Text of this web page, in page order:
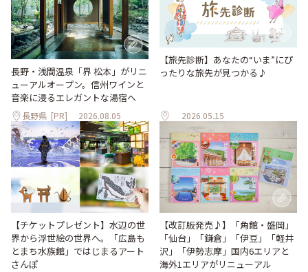
長野・浅間温泉「界 松本」がリニ
ューアルオープン。信州ワインと
音楽に浸るエレガントな湯宿へ
長野県 [PR] 2026.08.05
【旅先診断】あなたの“いま”にぴ
ったりな旅先が見つかる♪
2026.05.15
【チケットプレゼント】水辺の世
界から浮世絵の世界へ。「広島も
とまち水族館」ではじまるアート
さんぽ
【改訂版発売♪】「角館・盛岡」
「仙台」「鎌倉」「伊豆」「軽井
沢」「伊勢志摩」国内6エリアと
海外1エリアがリニューアル